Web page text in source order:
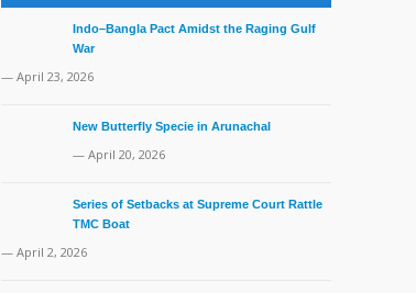
Indo–Bangla Pact Amidst the Raging Gulf
War
— April 23, 2026
New Butterfly Specie in Arunachal
— April 20, 2026
Series of Setbacks at Supreme Court Rattle
TMC Boat
— April 2, 2026